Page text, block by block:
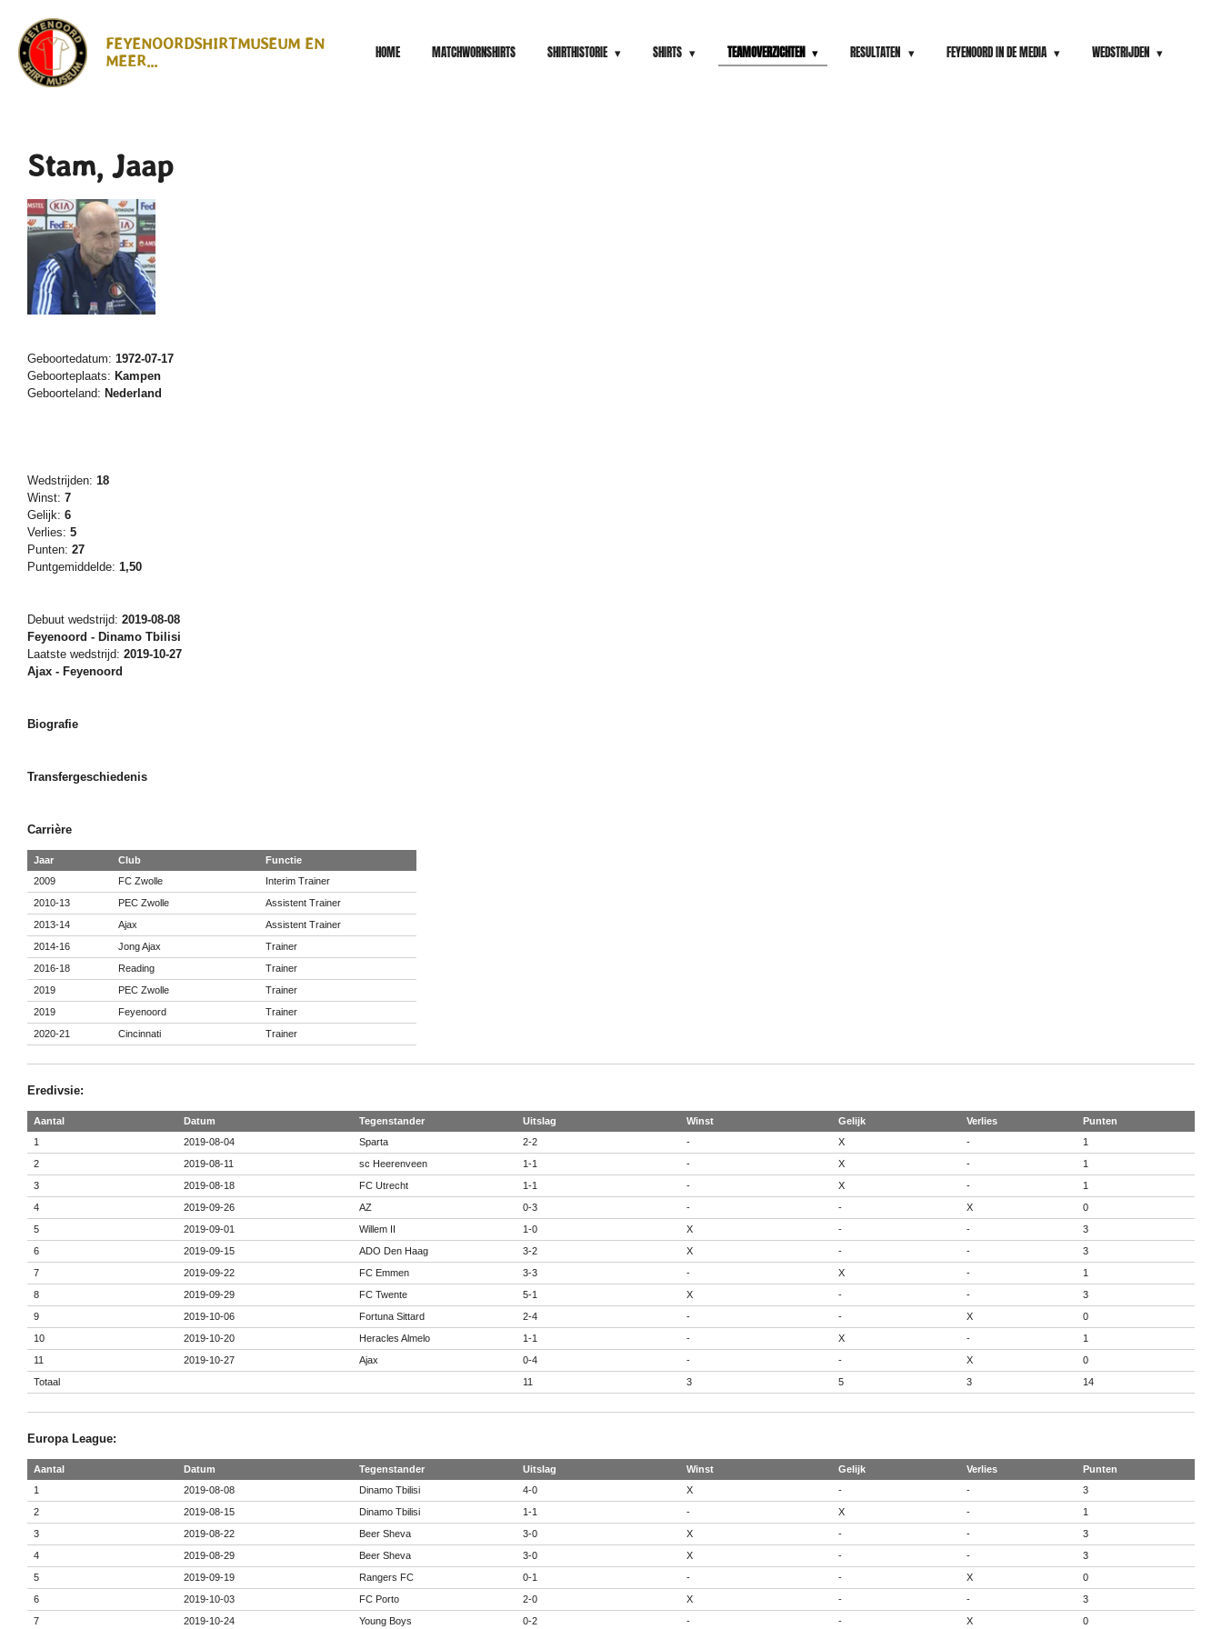
direct
naar
de
hoofdinhoud
FEYENOORDSHIRTMUSEUM EN
MEER...
HOME MATCHWORNSHIRTS SHIRTHISTORIE SHIRTS TEAMOVERZICHTEN RESULTATEN FEYENOORD IN DE MEDIA WEDSTRIJDEN
Stam, Jaap
Geboortedatum: 1972-07-17
Geboorteplaats: Kampen
Geboorteland: Nederland
Wedstrijden: 18
Winst: 7
Gelijk: 6
Verlies: 5
Punten: 27
Puntgemiddelde: 1,50
Debuut wedstrijd: 2019-08-08
Feyenoord - Dinamo Tbilisi
Laatste wedstrijd: 2019-10-27
Ajax - Feyenoord
Biografie
Transfergeschiedenis
Carrière
Jaar Club
Functie
2009
FC Zwolle
Interim Trainer
2010-13
PEC Zwolle
Assistent Trainer
2013-14
Ajax
Assistent Trainer
2014-16
Jong Ajax
Trainer
2016-18
Reading
Trainer
2019
PEC Zwolle
Trainer
2019
Feyenoord
Trainer
2020-21
Cincinnati Trainer
Eredivsie:
Aantal Datum Tegenstander Uitslag Winst Gelijk Verlies
Punten
1
2019-08-04 Sparta 2-2 - X -
1
2
2019-08-11 sc Heerenveen 1-1 - X -
1
3
2019-08-18 FC Utrecht 1-1 - X -
1
4
2019-09-26 AZ 0-3 - - X
0
5
2019-09-01 Willem II 1-0 X - -
3
6
2019-09-15 ADO Den Haag 3-2 X - -
3
7
2019-09-22 FC Emmen 3-3 - X -
1
8
2019-09-29 FC Twente 5-1 X - -
3
9
2019-10-06 Fortuna Sittard 2-4 - - X
0
10
2019-10-20 Heracles Almelo 1-1 - X -
1
11
2019-10-27 Ajax 0-4 - - X
0
Totaal
11 3 5 3 14
Europa League:
Aantal Datum Tegenstander Uitslag Winst Gelijk Verlies
Punten
1
2019-08-08 Dinamo Tbilisi 4-0 X - -
3
2
2019-08-15 Dinamo Tbilisi 1-1 - X -
1
3
2019-08-22 Beer Sheva 3-0 X - -
3
4
2019-08-29 Beer Sheva 3-0 X - -
3
5
2019-09-19 Rangers FC 0-1 - - X
0
6
2019-10-03 FC Porto 2-0 X - -
3
7
2019-10-24 Young Boys 0-2 - - X 0